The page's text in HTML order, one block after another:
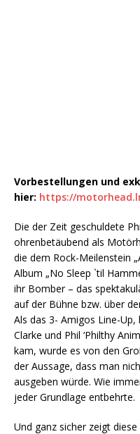
Vorbestellungen und
hier: https://
Die der Zeit geschuldete
ohrenbetäubend als
die dem Rock-Meilenstein
Album „No Sleep `til
ihr Bomber – das
auf der Bühne bzw. über
Als das 3- Amigos Line-
Clarke und Phil ‘Philthy
kam, wurde es von den
der Aussage, dass man
ausgeben würde. Wie
jeder Grundlage entbehrte.
Und ganz sicher zeigt